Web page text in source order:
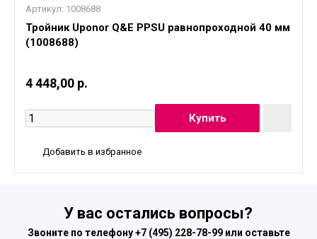
Артикул: 1008688
Тройник Uponor Q&E PPSU равнопроходной 40 мм
(1008688)
4 448,00 р.
Добавить в избранное
У вас остались вопросы?
Звоните по телефону+7 (495) 228-78-99или оставьте